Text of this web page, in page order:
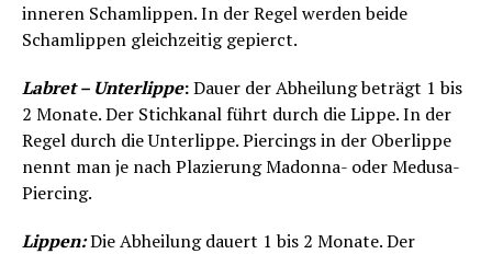
inneren Schamlippen. In der Regel werden beide
Schamlippen gleichzeitig gepierct.
Labret – Unterlippe:Dauer der Abheilung beträgt 1 bis
2 Monate. Der Stichkanal führt durch die Lippe. In der
Regel durch die Unterlippe. Piercings in der Oberlippe
nennt man je nach Plazierung Madonna- oder Medusa-
Piercing.
Lippen:Die Abheilung dauert 1 bis 2 Monate. Der